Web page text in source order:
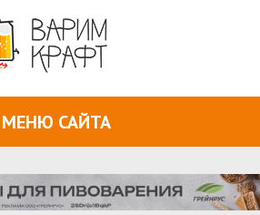
МЕНЮ САЙТА